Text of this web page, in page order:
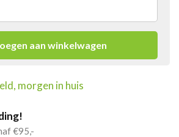
aan winkelwagen
morgen in huis
€95,-